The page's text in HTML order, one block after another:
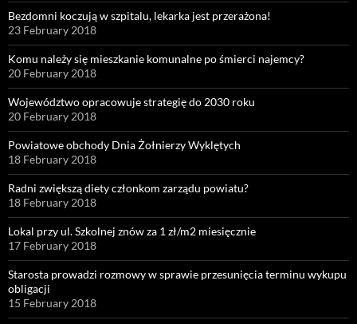
Bezdomni koczują w szpitalu, lekarka jest przerażona!
23 February 2018
Komu należy się mieszkanie komunalne po śmierci najemcy?
20 February 2018
Województwo opracowuje strategię do 2030 roku
20 February 2018
Powiatowe obchody Dnia Żołnierzy Wyklętych
18 February 2018
Radni zwiększą diety członkom zarządu powiatu?
18 February 2018
Lokal przy ul. Szkolnej znów za 1 zł/m2 miesięcznie
17 February 2018
Starosta prowadzi rozmowy w sprawie przesunięcia terminu wykupu
obligacji
15 February 2018